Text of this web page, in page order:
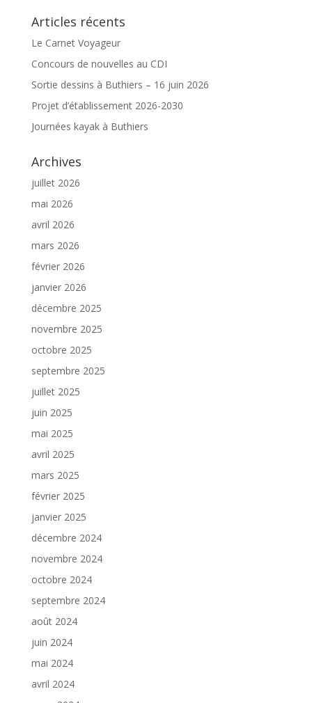
Articles récents
Le Carnet Voyageur
Concours de nouvelles au CDI
Sortie dessins à Buthiers – 16 juin 2026
Projet d’établissement 2026-2030
Journées kayak à Buthiers
Archives
juillet 2026
mai 2026
avril 2026
mars 2026
février 2026
janvier 2026
décembre 2025
novembre 2025
octobre 2025
septembre 2025
juillet 2025
juin 2025
mai 2025
avril 2025
mars 2025
février 2025
janvier 2025
décembre 2024
novembre 2024
octobre 2024
septembre 2024
août 2024
juin 2024
mai 2024
avril 2024